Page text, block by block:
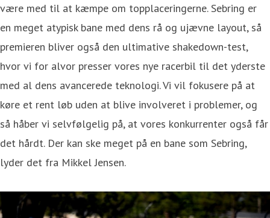
være med til at kæmpe om topplaceringerne. Sebring er
en meget atypisk bane med dens rå og ujævne layout, så
premieren bliver også den ultimative shakedown-test,
hvor vi for alvor presser vores nye racerbil til det yderste
med al dens avancerede teknologi. Vi vil fokusere på at
køre et rent løb uden at blive involveret i problemer, og
så håber vi selvfølgelig på, at vores konkurrenter også får
det hårdt. Der kan ske meget på en bane som Sebring,
lyder det fra Mikkel Jensen.